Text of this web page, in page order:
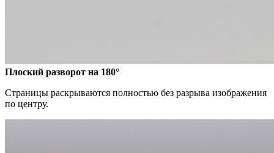
Плоский разворот на 180°
Страницы раскрываются полностью без разрыва изображения
по центру.